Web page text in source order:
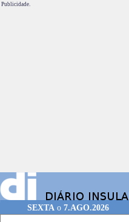
Publicidade.
SEXTA o 7.AGO.2026